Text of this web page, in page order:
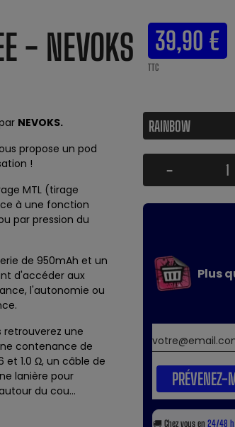
- NEVOKS 39,90 €
TTC
NEVOKS.
propose un pod
!
MTL (tirage
à une fonction
par pression du
de 950mAh et un
d'accéder aux
l'autonomie ou
une
contenance de
et 1.0 Ω, un câble de
lanière pour
du cou...
-
Plus
PRÉVENEZ-
🚚 Chez vous en 24/48 h